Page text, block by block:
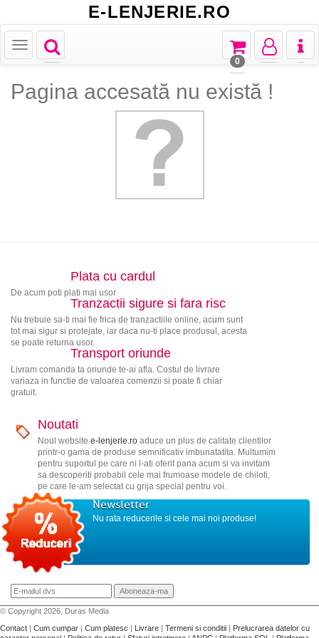
E-LENJERIE.RO
Toggle
navigation
Toggle
Toggle
navigation
Toggle
navigation
Toggle
navigation
0
Pagina accesată nu există !
Plata cu cardul
De acum poti plati mai usor
Tranzactii sigure si fara risc
Nu trebuie sa-ti mai fie frica de tranzactiile online, acum sunt
tot mai sigur si protejate, iar daca nu-ti place produsul, acesta
se poate returna usor.
Transport oriunde
Livram comanda ta oriunde te-ai afla. Costul de livrare
variaza in functie de valoarea comenzii si poate fi chiar
gratuit.
Noutati
Noul website e-lenjerie.roaduce un plus de calitate clientilor
printr-o gama de produse semnificativ imbunatatita. Multumim
pentru suportul pe care ni l-ati oferit pana acum si va invitam
sa descoperiti probabil cele mai frumoase modele de chiloti,
pe care le-am selectat cu grija special pentru voi.
Newsletter
Nu rata reducerile si cele mai noi produse!
© Copyright 2026, Duras Media
Contact | Cum cumpar | Cum platesc | Livrare | Termeni si conditii | Prelucrarea datelor cu